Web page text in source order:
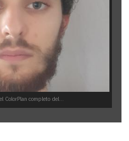
ColorPlan completo del...